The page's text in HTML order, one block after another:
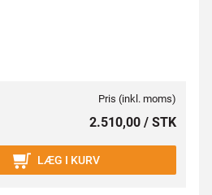
Pris (inkl. moms)
2.510,00 / STK
LÆG I KURV